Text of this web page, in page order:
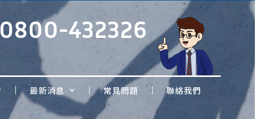
0800-432326
最新消息 常見問題 聯絡我們